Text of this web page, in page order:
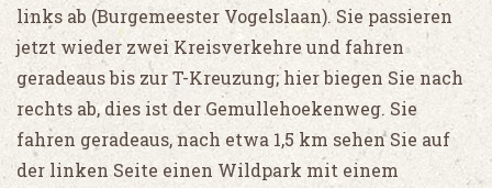
links ab (Burgemeester Vogelslaan). Sie passieren
jetzt wieder zwei Kreisverkehre und fahren
geradeaus bis zur T-Kreuzung; hier biegen Sie nach
rechts ab, dies ist der Gemullehoekenweg. Sie
fahren geradeaus, nach etwa 1,5 km sehen Sie auf
der linken Seite einen Wildpark mit einem